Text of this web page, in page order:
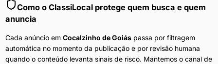
Como o ClassiLocal protege quem busca e quem
anuncia
Cada anúncio em Cocalzinho de Goiáspassa por filtragem
automática no momento da publicação e por revisão humana
quando o conteúdo levanta sinais de risco. Mantemos o canal de